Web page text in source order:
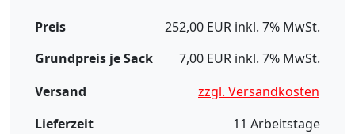
Preis
252,00 EUR inkl. 7% MwSt.
Grundpreis je Sack
7,00 EUR inkl. 7% MwSt.
Versand
zzgl. Versandkosten
Lieferzeit
11 Arbeitstage